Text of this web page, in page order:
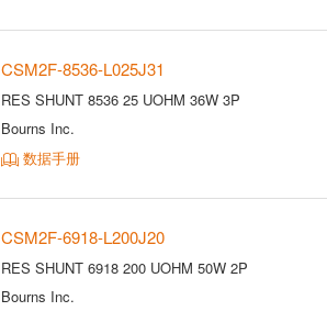
CSM2F-8536-L025J31
RES SHUNT 8536 25 UOHM 36W 3P
Bourns Inc.
数据手册
CSM2F-6918-L200J20
RES SHUNT 6918 200 UOHM 50W 2P
Bourns Inc.